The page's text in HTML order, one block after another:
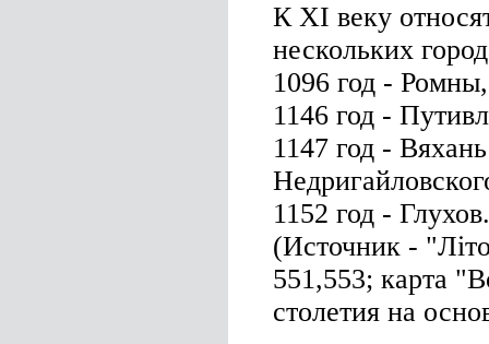
К XI веку
нескольких
1096 год -
1146 год -
1147 год -
1152 год - Глухов.
(Источник -
551,553; карта
столетия на